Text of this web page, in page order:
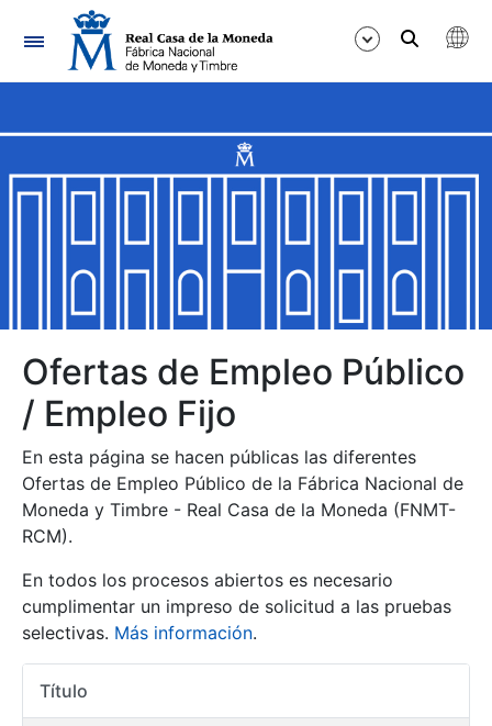
Navegación
Mostrar/Ocultar
Mostrar/Ocultar
Mostrar/Ocultar
Mostrar/Ocultar
Mostrar/Ocultar
Ofertas de Empleo Público
/ Empleo Fijo
En esta página se hacen públicas las diferentes
Ofertas de Empleo Público de la Fábrica Nacional de
Moneda y Timbre - Real Casa de la Moneda (FNMT-
RCM).
En todos los procesos abiertos es necesario
cumplimentar un impreso de solicitud a las pruebas
selectivas. Más información.
Título